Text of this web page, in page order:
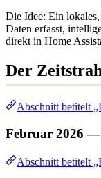
Die Idee: Ein
Daten erfasst,
direkt in Home
Der
Abschnitt betitelt
Februar 2026
Abschnitt betitelt